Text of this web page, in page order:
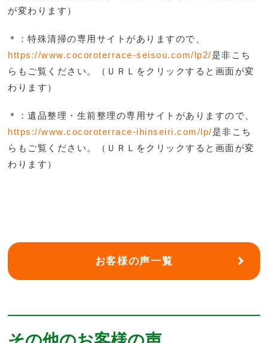
が変わります）
＊：特殊清掃の専用サイトがありますので、
https://www.cocoroterrace-seisou.com/lp2/是非こち
らもご覧ください。（ＵＲＬをクリックすると画面が変
わります）
＊：遺品整理・生前整理の専用サイトがありますので、
https://www.cocoroterrace-ihinseiri.com/lp/是非こち
らもご覧ください。（ＵＲＬをクリックすると画面が変
わります）
お客様の声一覧